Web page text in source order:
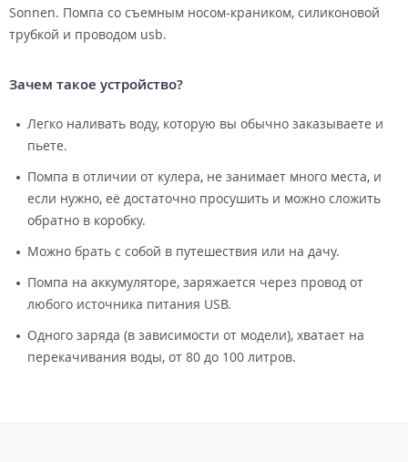
Sonnen. Помпа со съемным носом-краником, силиконовой
трубкой и проводом usb.
Зачем такое устройство?
Легко наливать воду, которую вы обычно заказываете и
пьете.
Помпа в отличии от кулера, не занимает много места, и
если нужно, её достаточно просушить и можно сложить
обратно в коробку.
Можно брать с собой в путешествия или на дачу.
Помпа на аккумуляторе, заряжается через провод от
любого источника питания USB.
Одного заряда (в зависимости от модели), хватает на
перекачивания воды, от 80 до 100 литров.